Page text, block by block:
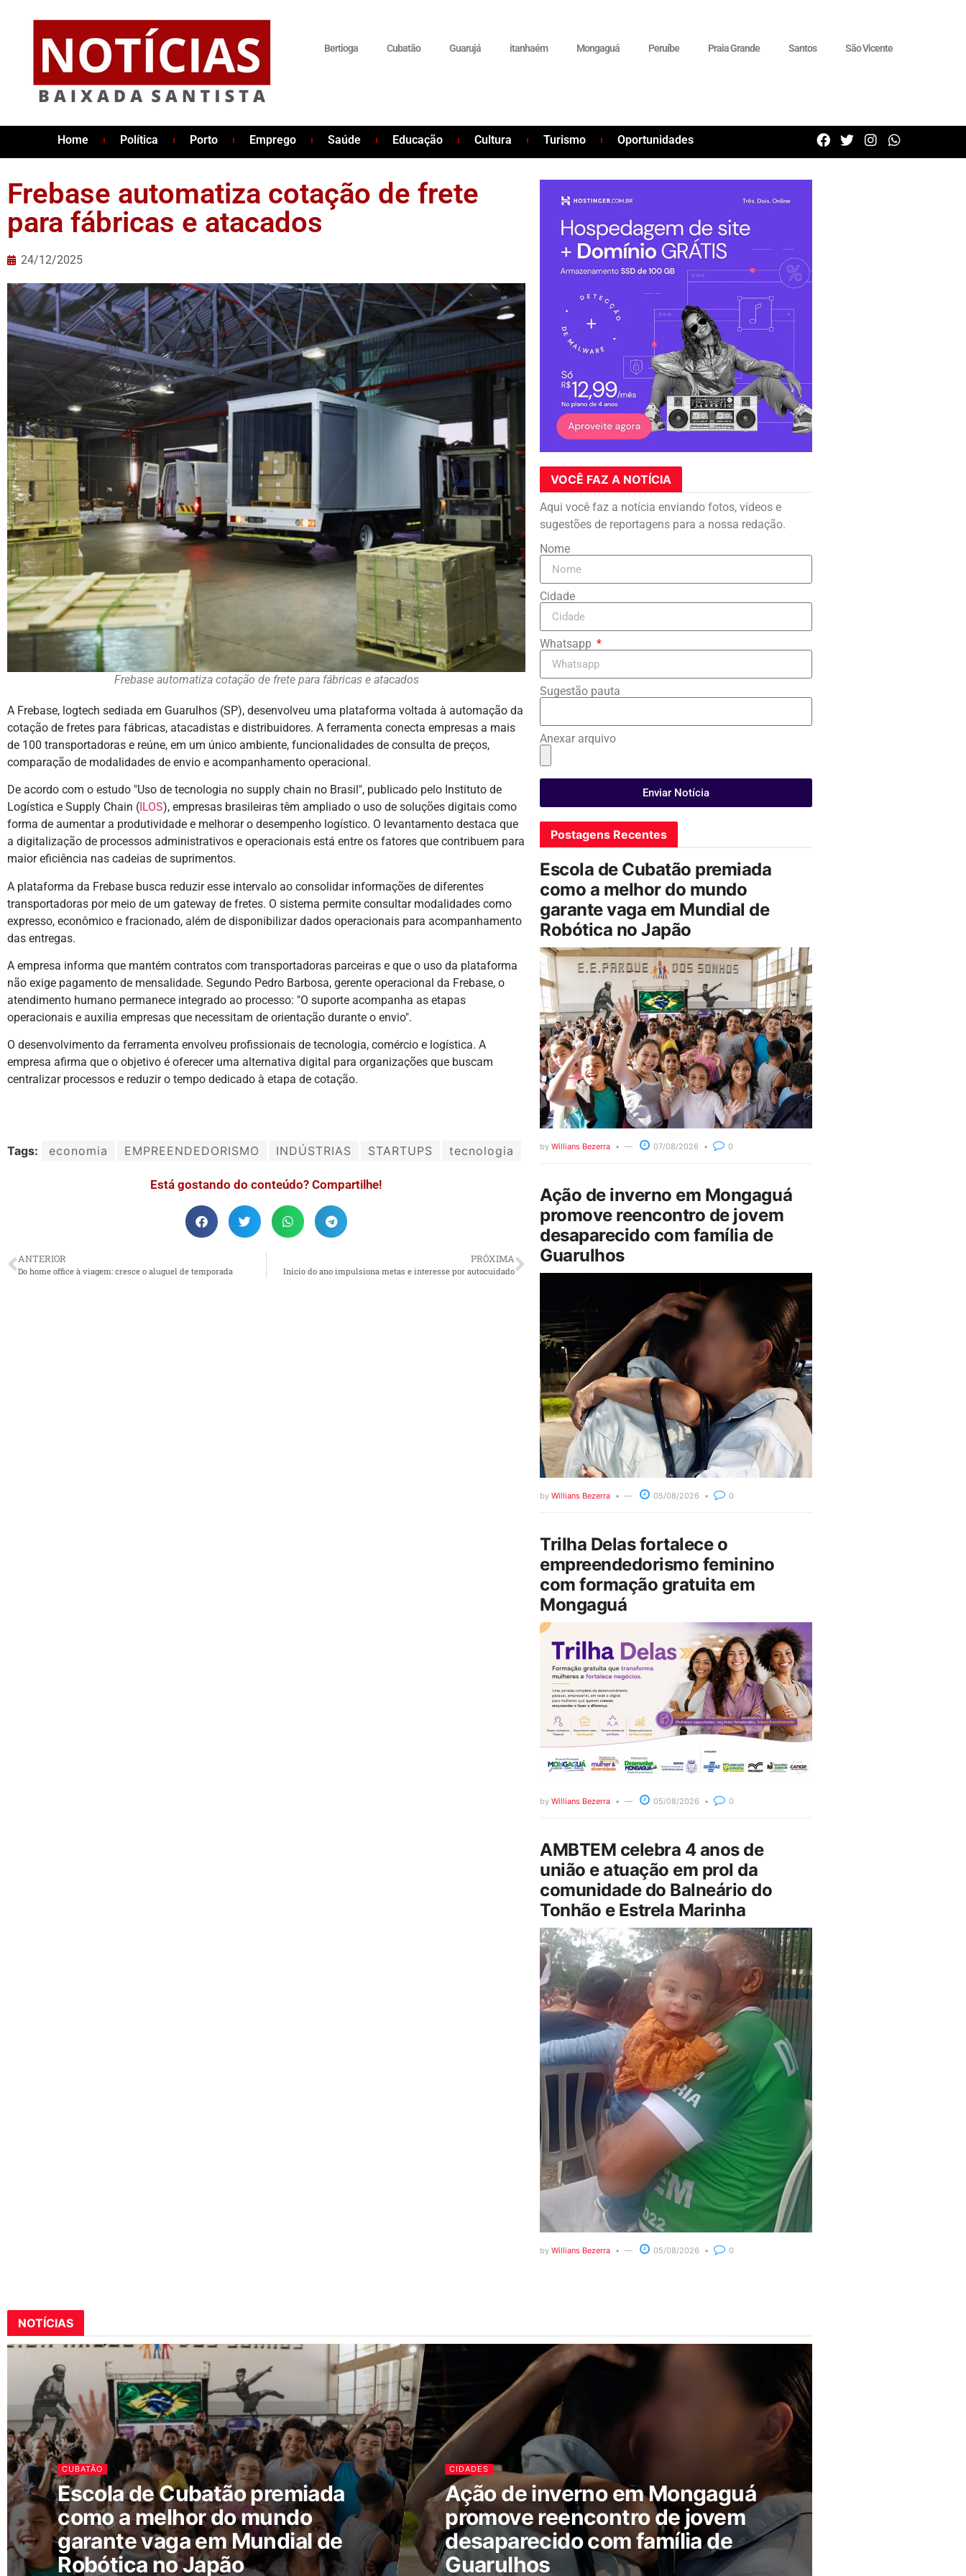
Bertioga Cubatão Guarujá itanhaém Mongaguá Peruíbe Praia Grande Santos São Vicente
Home Política Porto Emprego Saúde Educação Cultura Turismo Oportunidades
Frebase automatiza cotação de frete
para fábricas e atacados
24/12/2025
Frebase automatiza cotação de frete para fábricas e atacados
A Frebase, logtech sediada em Guarulhos (SP), desenvolveu uma plataforma voltada à automação da
cotação de fretes para fábricas, atacadistas e distribuidores. A ferramenta conecta empresas a mais
de 100 transportadoras e reúne, em um único ambiente, funcionalidades de consulta de preços,
comparação de modalidades de envio e acompanhamento operacional.
De acordo com o estudo "Uso de tecnologia no supply chain no Brasil", publicado pelo Instituto de
Logística e Supply Chain (ILOS), empresas brasileiras têm ampliado o uso de soluções digitais como
forma de aumentar a produtividade e melhorar o desempenho logístico. O levantamento destaca que
a digitalização de processos administrativos e operacionais está entre os fatores que contribuem para
maior eficiência nas cadeias de suprimentos.
A plataforma da Frebase busca reduzir esse intervalo ao consolidar informações de diferentes
transportadoras por meio de um gateway de fretes. O sistema permite consultar modalidades como
expresso, econômico e fracionado, além de disponibilizar dados operacionais para acompanhamento
das entregas.
A empresa informa que mantém contratos com transportadoras parceiras e que o uso da plataforma
não exige pagamento de mensalidade. Segundo Pedro Barbosa, gerente operacional da Frebase, o
atendimento humano permanece integrado ao processo: "O suporte acompanha as etapas
operacionais e auxilia empresas que necessitam de orientação durante o envio".
O desenvolvimento da ferramenta envolveu profissionais de tecnologia, comércio e logística. A
empresa afirma que o objetivo é oferecer uma alternativa digital para organizações que buscam
centralizar processos e reduzir o tempo dedicado à etapa de cotação.
Tags: economia EMPREENDEDORISMO INDÚSTRIAS STARTUPS tecnologia
Está gostando do conteúdo? Compartilhe!
ANTERIOR
Do home office à viagem: cresce o aluguel de temporada
PRÓXIMA
Início do ano impulsiona metas e interesse por autocuidado
VOCÊ FAZ A NOTÍCIA
Aqui você faz a notícia enviando fotos, vídeos e
sugestões de reportagens para a nossa redação.
Nome
Cidade
Whatsapp
Sugestão pauta
Anexar arquivo
Enviar Notícia
Postagens Recentes
Escola de Cubatão premiada
como a melhor do mundo
garante vaga em Mundial de
Robótica no Japão
by Willians Bezerra 07/08/2026 0
Ação de inverno em Mongaguá
promove reencontro de jovem
desaparecido com família de
Guarulhos
by Willians Bezerra 05/08/2026 0
Trilha Delas fortalece o
empreendedorismo feminino
com formação gratuita em
Mongaguá
by Willians Bezerra 05/08/2026 0
AMBTEM celebra 4 anos de
união e atuação em prol da
comunidade do Balneário do
Tonhão e Estrela Marinha
by Willians Bezerra 05/08/2026 0
NOTÍCIAS
CUBATÃO
Escola de Cubatão premiada
como a melhor do mundo
garante vaga em Mundial de
Robótica no Japão
CIDADES
Ação de inverno em Mongaguá
promove reencontro de jovem
desaparecido com família de
Guarulhos